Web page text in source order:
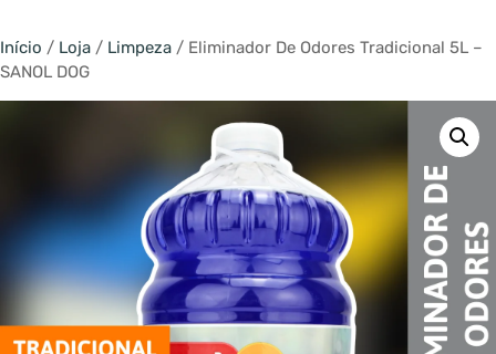
Início / Loja / Limpeza / Eliminador De Odores Tradicional 5L –
SANOL DOG